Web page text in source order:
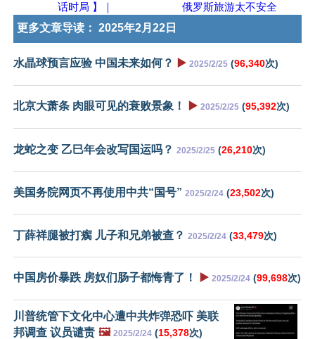
话时局 】｜
俄罗斯旅游太不安全
更多文章导读： 2025年2月22日
水晶球预言应验 中国未来如何？ ▶️ 2025/2/25 (96,340次)
北京大萧条 肉眼可见的衰败景象！ ▶️ 2025/2/25 (95,392次)
龙蛇之变 乙巳年会改写国运吗？ 2025/2/25 (26,210次)
美国务院网页不再使用中共“国号” 2025/2/24 (23,502次)
丁薛祥腿被打瘸 儿子和兄弟被查？ 2025/2/24 (33,479次)
中国房价暴跌 房奴们肠子都悔青了！ ▶️ 2025/2/24 (99,698次)
川普统管下文化中心遭中共炸弹恐吓 美联
邦调查 议员谴责 🖼️ 2025/2/24 (15,378次)